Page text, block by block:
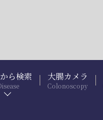
ら検索 大腸カメラ
Colonoscopy